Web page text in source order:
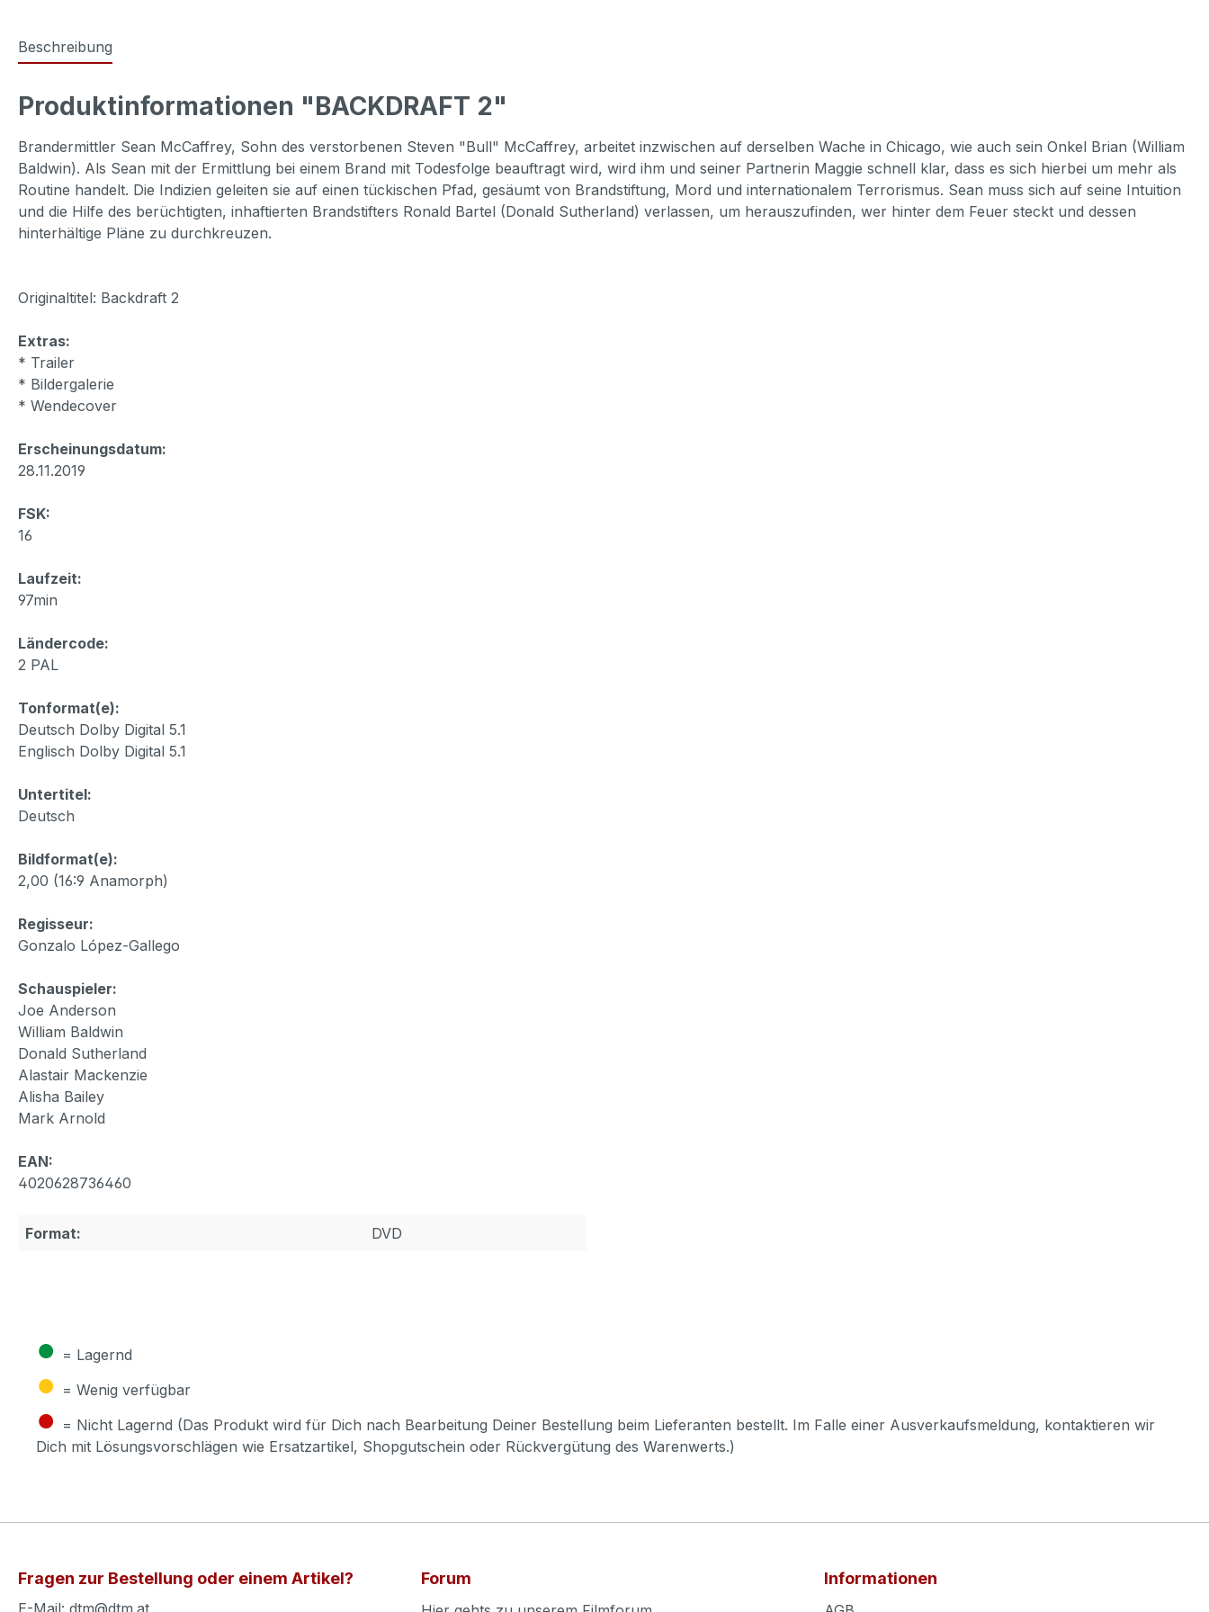
Beschreibung
Produktinformationen "BACKDRAFT 2"
Brandermittler Sean McCaffrey, Sohn des verstorbenen Steven "Bull" McCaffrey, arbeitet inzwischen auf derselben Wache in Chicago, wie auch sein Onkel Brian (William
Baldwin). Als Sean mit der Ermittlung bei einem Brand mit Todesfolge beauftragt wird, wird ihm und seiner Partnerin Maggie schnell klar, dass es sich hierbei um mehr als
Routine handelt. Die Indizien geleiten sie auf einen tückischen Pfad, gesäumt von Brandstiftung, Mord und internationalem Terrorismus. Sean muss sich auf seine Intuition
und die Hilfe des berüchtigten, inhaftierten Brandstifters Ronald Bartel (Donald Sutherland) verlassen, um herauszufinden, wer hinter dem Feuer steckt und dessen
hinterhältige Pläne zu durchkreuzen.
Originaltitel: Backdraft 2
Extras:
* Trailer
* Bildergalerie
* Wendecover
Erscheinungsdatum:
28.11.2019
FSK:
16
Laufzeit:
97min
Ländercode:
2 PAL
Tonformat(e):
Deutsch Dolby Digital 5.1
Englisch Dolby Digital 5.1
Untertitel:
Deutsch
Bildformat(e):
2,00 (16:9 Anamorph)
Regisseur:
Gonzalo López-Gallego
Schauspieler:
Joe Anderson
William Baldwin
Donald Sutherland
Alastair Mackenzie
Alisha Bailey
Mark Arnold
EAN:
4020628736460
Format: DVD
● = Lagernd
● = Wenig verfügbar
● = Nicht Lagernd (Das Produkt wird für Dich nach Bearbeitung Deiner Bestellung beim Lieferanten bestellt. Im Falle einer Ausverkaufsmeldung, kontaktieren wir
Dich mit Lösungsvorschlägen wie Ersatzartikel, Shopgutschein oder Rückvergütung des Warenwerts.)
Fragen zur Bestellung oder einem Artikel?
E-Mail: dtm@dtm.at
Forum Informationen